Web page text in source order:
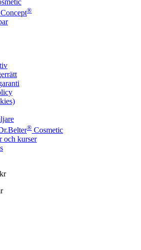
®
® Cosmetic
och kurser